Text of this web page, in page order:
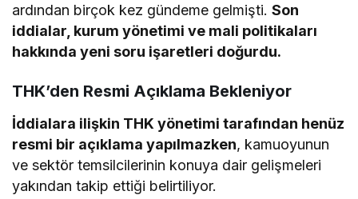
ardından birçok kez gündeme gelmişti.Son
iddialar, kurum yönetimi ve mali politikaları
hakkında yeni soru işaretleri doğurdu.
THK’den Resmi Açıklama Bekleniyor
İddialara ilişkin THK yönetimi tarafından henüz
resmi bir açıklama yapılmazken, kamuoyunun
ve sektör temsilcilerinin konuya dair gelişmeleri
yakından takip ettiği belirtiliyor.